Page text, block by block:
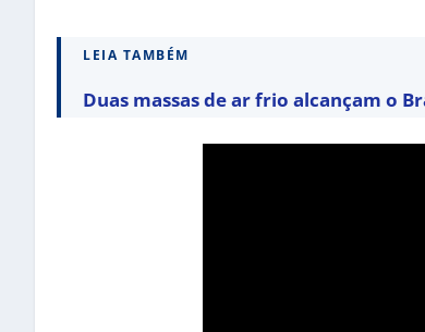
LEIA TAMBÉM
Duas massas de ar frio alcançam o